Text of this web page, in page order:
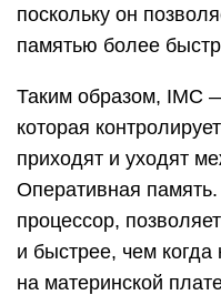
поскольку он
памятью более
Таким образом, IMC
которая
приходят и уходят
Оперативная память.
процессор,
и быстрее, чем
на материнской